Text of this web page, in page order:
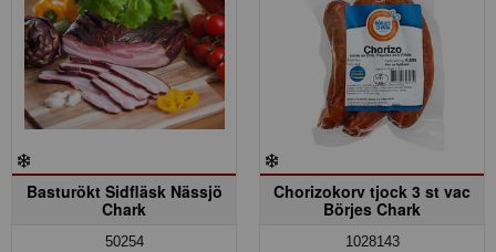
Basturökt Sidfläsk Nässjö
Chark
50254
Chorizokorv tjock 3 st vac
Börjes Chark
1028143